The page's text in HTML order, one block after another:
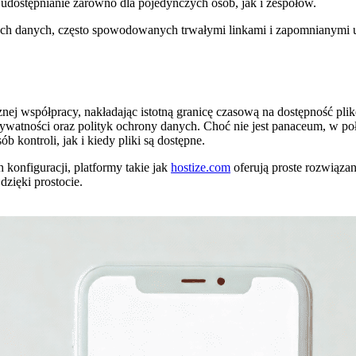
zarówno dla pojedynczych osób, jak i zespołów.
danych, często spowodowanych trwałymi linkami i zapomnianymi
współpracy, nakładając istotną granicę czasową na dostępność
oraz polityk ochrony danych. Choć nie jest panaceum, w
kontroli, jak i kiedy pliki są dostępne.
konfiguracji, platformy takie jak hostize.com oferują proste
prostocie.